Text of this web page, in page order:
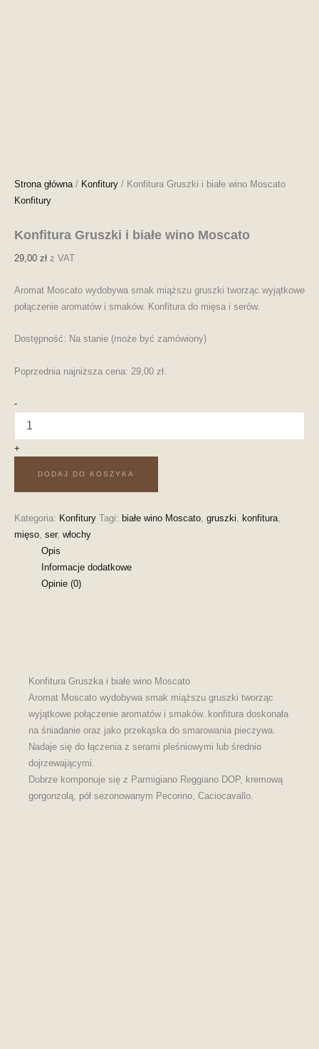
Strona główna/ Konfitury / Konfitura Gruszki i białe wino Moscato
Konfitury
Konfitura Gruszki i białe wino Moscato
29,00 zł z VAT
Aromat Moscato wydobywa smak miąższu gruszki tworząc wyjątkowe
połączenie aromatów i smaków. Konfitura do mięsa i serów.
Dostępność: Na stanie (może być zamówiony)
Poprzednia najniższa cena: 29,00 zł
-
+
DODAJ DO KOSZYKA
Kategoria: Konfitury Tagi: białe wino Moscato, gruszki, konfitura,
mięso, ser, włochy
Opis
Informacje dodatkowe
Opinie (0)
Konfitura Gruszka i białe wino Moscato
Aromat Moscato wydobywa smak miąższu gruszki tworząc
wyjątkowe połączenie aromatów i smaków. konfitura doskonała
na śniadanie oraz jako przekąska do smarowania pieczywa.
Nadaje się do łączenia z serami pleśniowymi lub średnio
dojrzewającymi.
Dobrze komponuje się z Parmigiano Reggiano DOP, kremową
gorgonzolą, pół sezonowanym Pecorino, Caciocavallo.